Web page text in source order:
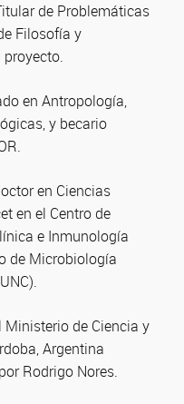
de Problemáticas
Filosofía y
proyecto.
en Antropología,
y becario
en Ciencias
en el Centro de
e Inmunología
de Microbiología
de Ciencia y
Argentina
Rodrigo Nores.